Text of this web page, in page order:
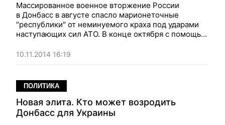
Массированное военное вторжение России
в Донбасс в августе спасло марионеточные
"республики" от неминуемого краха под ударами
наступающих сил АТО. В конце октября с помощью
задачу. На этот раз у правительств Захарченко и
Плотницкого появился новый – внутренний – враг
10.11.2014 16:19
ПОЛИТИКА
Новая элита. Кто может возродить
Донбасс для Украины